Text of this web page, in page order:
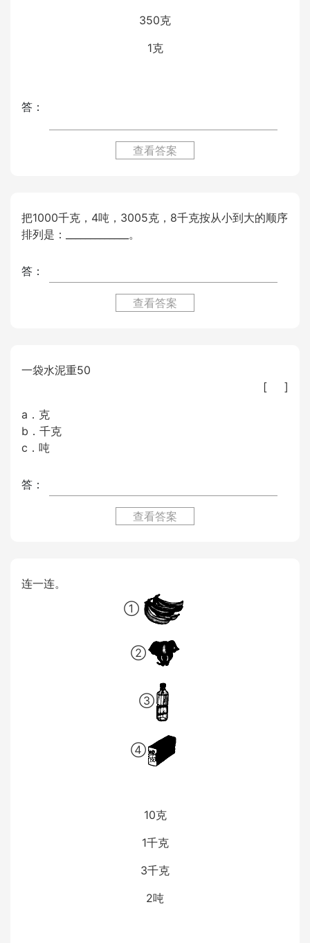
350克
1克
答：
查看答案
把1000千克，4吨，3005克，8千克按从小到大的顺序
排列是：_____________。
答：
查看答案
一袋水泥重50
[ ]
a．克
b．千克
c．吨
答：
查看答案
连一连。
①
②
③
④
10克
1千克
3千克
2吨